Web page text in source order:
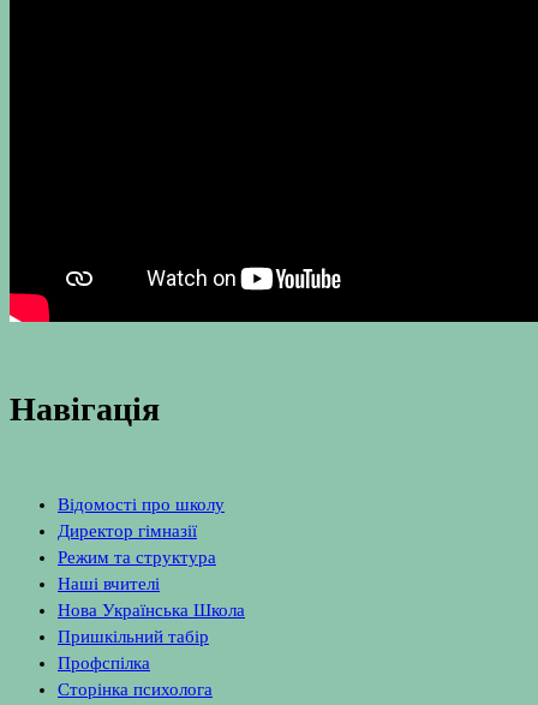
Навігація
Відомості про школу
Директор гімназії
Режим та структура
Наші вчителі
Нова Українська Школа
Пришкільний табір
Профспілка
Сторінка психолога